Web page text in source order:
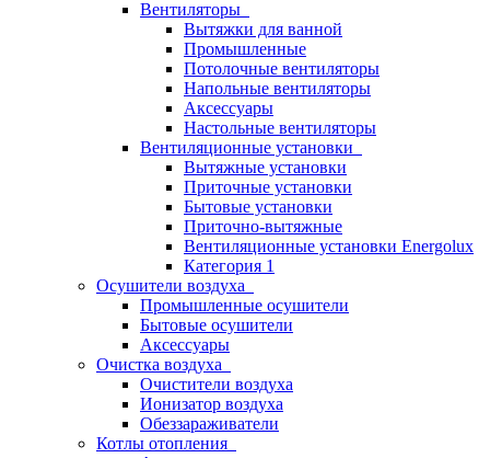
Вентиляторы
Вытяжки для ванной
Промышленные
Потолочные вентиляторы
Напольные вентиляторы
Аксессуары
Настольные вентиляторы
Вентиляционные установки
Вытяжные установки
Приточные установки
Бытовые установки
Приточно-вытяжные
Вентиляционные установки Energolux
Категория 1
Осушители воздуха
Промышленные осушители
Бытовые осушители
Аксессуары
Очистка воздуха
Очистители воздуха
Ионизатор воздуха
Обеззараживатели
Котлы отопления